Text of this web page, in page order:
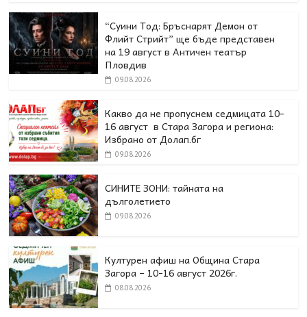
“Суини Тод: Бръснарят Демон от
Флийт Стрийт” ще бъде представен
на 19 август в Античен театър
Пловдив
09.08.2026
Какво да не пропуснем седмицата 10-
16 август в Стара Загора и региона:
Избрано от Долап.бг
09.08.2026
СИНИТЕ ЗОНИ: тайната на
дълголетието
09.08.2026
Културен афиш на Община Стара
Загора – 10-16 август 2026г.
08.08.2026